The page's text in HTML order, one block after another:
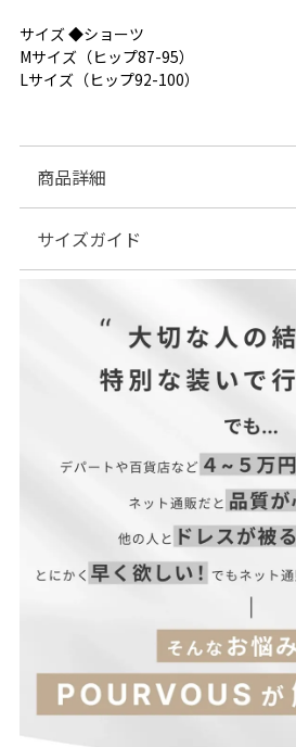
サイズ ◆ショーツ
Mサイズ（ヒップ87-95）
Lサイズ（ヒップ92-100）
商品詳細
※こちらの商品は受注発注商品の為、【
ご注文確認後、【3～4日後のお届け】
（お支払い方法や地域によっては多少前
◆内容:ショーツ（Tバック）の単品販売
◆カラー:ブラック/レッド/ネイビー/ホ
サイズガイド
すっきりとしたTバックショーツ。フリ
リボンのワンポイントが可愛い♪
同種のブラ+ショーツセットもございま
Mサイズ（ヒップ87-95）
※こちらの商品は受注発注商
外】となります。
ご注文確認後、【1～3日後のお届け】
ください。
（お支払い方法や地域によっては多少前
身生地：ポリエステル100％
レース：ナイロン・ポリウレタン
◆内容:ショーツ（Tバック）の単品販売